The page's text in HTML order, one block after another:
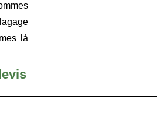
là